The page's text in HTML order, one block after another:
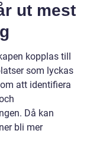
ut mest
kopplas till
som lyckas
att identifiera
Då kan
bli mer